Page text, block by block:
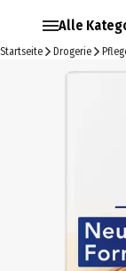
Alle
Startseite Drogerie